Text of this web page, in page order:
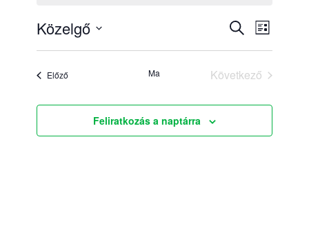
keresése
és
választás
Keresett
nézet
Lista
Közelgő
Előző
Ma
Következő
Feliratkozás a naptárra